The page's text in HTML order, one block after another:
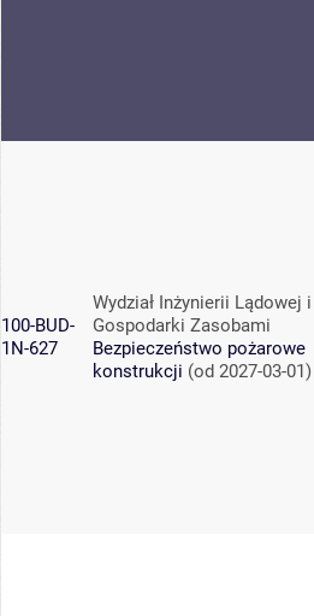
100-BUD-
1N-627
Wydział Inżynierii Lądowej i
Gospodarki Zasobami
Bezpieczeństwo pożarowe
konstrukcji (od 2027-03-01)